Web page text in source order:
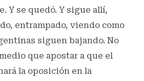
Y se quedó. Y sigue allí,
entrampado, viendo como
siguen bajando. No
que apostar a que el
la oposición en la